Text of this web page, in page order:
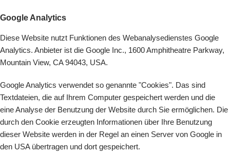
Google Analytics
Diese Website nutzt Funktionen des Webanalysedienstes Google
Analytics. Anbieter ist die Google Inc., 1600 Amphitheatre Parkway,
Mountain View, CA 94043, USA.
Google Analytics verwendet so genannte "Cookies". Das sind
Textdateien, die auf Ihrem Computer gespeichert werden und die
eine Analyse der Benutzung der Website durch Sie ermöglichen. Die
durch den Cookie erzeugten Informationen über Ihre Benutzung
dieser Website werden in der Regel an einen Server von Google in
den USA übertragen und dort gespeichert.